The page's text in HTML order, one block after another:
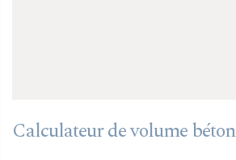
Calculateur de volume béton